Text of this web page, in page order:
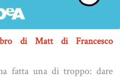
di Matt di Francesco
fatta una di troppo: dare